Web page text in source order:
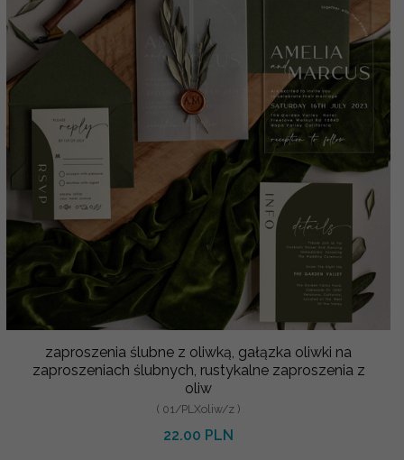
zaproszenia ślubne z oliwką, gałązka oliwki na
zaproszeniach ślubnych, rustykalne zaproszenia z
oliw
( 01/PLXoliw/z )
22.00 PLN